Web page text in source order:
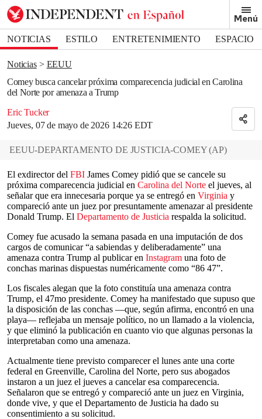
Menú
NOTICIAS ESTILO ENTRETENIMIENTO
ESPACIO
DEPORTES
Noticias
EEUU
Comey busca cancelar próxima comparecencia judicial en Carolina
del Norte por amenaza a Trump
Eric Tucker
Jueves, 07 de mayo de 2026 14:26 EDT
Bookmark popover
Removed from bookmarks
Close popover
EEUU-DEPARTAMENTO DE JUSTICIA-COMEY (AP)
El exdirector del FBI James Comey pidió que se cancele su
próxima comparecencia judicial en Carolina del Norte el jueves, al
señalar que era innecesaria porque ya se entregó en Virginia y
compareció ante un juez por presuntamente amenazar al presidente
Donald Trump. El Departamento de Justicia respalda la solicitud.
Comey fue acusado la semana pasada en una imputación de dos
cargos de comunicar “a sabiendas y deliberadamente” una
amenaza contra Trump al publicar en Instagram una foto de
conchas marinas dispuestas numéricamente como “86 47”.
Los fiscales alegan que la foto constituía una amenaza contra
Trump, el 47mo presidente. Comey ha manifestado que supuso que
la disposición de las conchas —que, según afirma, encontró en una
playa— reflejaba un mensaje político, no un llamado a la violencia,
y que eliminó la publicación en cuanto vio que algunas personas la
interpretaban como una amenaza.
Actualmente tiene previsto comparecer el lunes ante una corte
federal en Greenville, Carolina del Norte, pero sus abogados
instaron a un juez el jueves a cancelar esa comparecencia.
Señalaron que se entregó y compareció ante un juez en Virginia,
donde vive, y que el Departamento de Justicia ha dado su
consentimiento a su solicitud.